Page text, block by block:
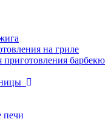
на гриле
барбекю
печи